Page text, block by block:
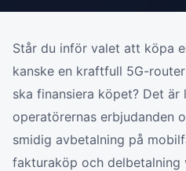
Står du inför valet att köpa
kanske en kraftfull 5G-
ska finansiera köpet? Det
operatörernas erbjudanden
smidig avbetalning på
fakturaköp och